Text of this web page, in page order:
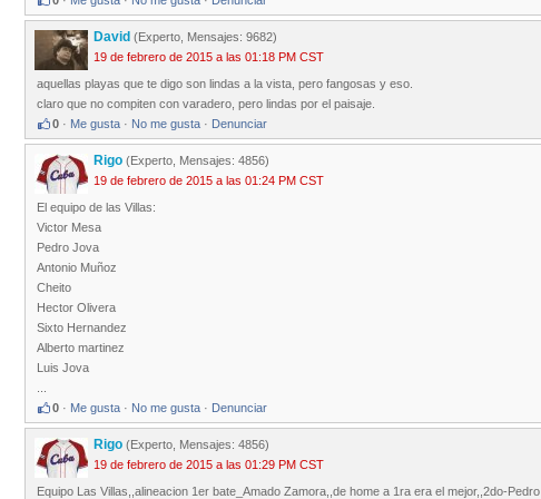
David (Experto, Mensajes: 9682)
19 de febrero de 2015 a las 01:18 PM CST
aquellas playas que te digo son lindas a la vista, pero fangosas y eso.
claro que no compiten con varadero, pero lindas por el paisaje.
0 · Me gusta · No me gusta · Denunciar
Rigo (Experto, Mensajes: 4856)
19 de febrero de 2015 a las 01:24 PM CST
El equipo de las Villas:
Victor Mesa
Pedro Jova
Antonio Muñoz
Cheito
Hector Olivera
Sixto Hernandez
Alberto martinez
Luis Jova
0 · Me gusta · No me gusta · Denunciar
Rigo (Experto, Mensajes: 4856)
19 de febrero de 2015 a las 01:29 PM CST
Equipo Las Villas,,alineacion 1er bate_Amado Zamora,,de home a 1ra era el mejor,,2do-